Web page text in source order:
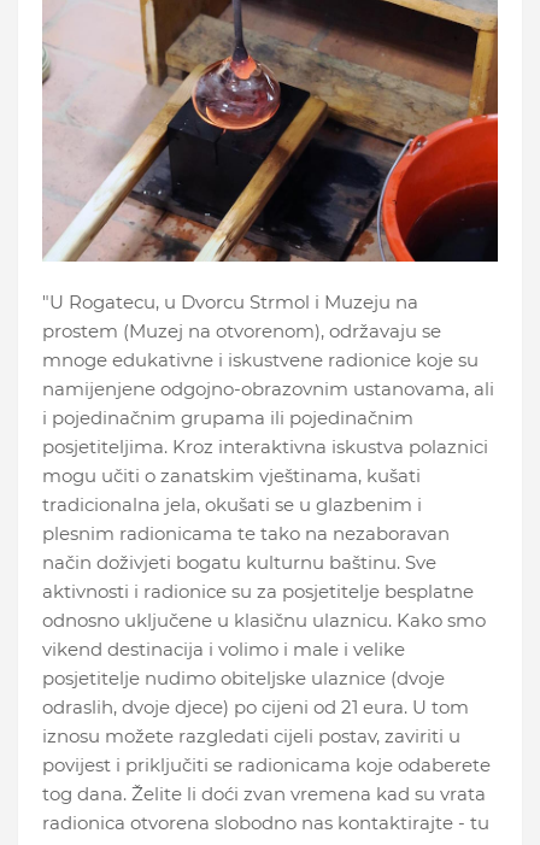
"U Rogatecu, u Dvorcu Strmol i Muzeju na
prostem (Muzej na otvorenom), održavaju se
mnoge edukativne i iskustvene radionice koje su
namijenjene odgojno-obrazovnim ustanovama, ali
i pojedinačnim grupama ili pojedinačnim
posjetiteljima. Kroz interaktivna iskustva polaznici
mogu učiti o zanatskim vještinama, kušati
tradicionalna jela, okušati se u glazbenim i
plesnim radionicama te tako na nezaboravan
način doživjeti bogatu kulturnu baštinu. Sve
aktivnosti i radionice su za posjetitelje besplatne
odnosno uključene u klasičnu ulaznicu. Kako smo
vikend destinacija i volimo i male i velike
posjetitelje nudimo obiteljske ulaznice (dvoje
odraslih, dvoje djece) po cijeni od 21 eura. U tom
iznosu možete razgledati cijeli postav, zaviriti u
povijest i priključiti se radionicama koje odaberete
tog dana. Želite li doći zvan vremena kad su vrata
radionica otvorena slobodno nas kontaktirajte - tu